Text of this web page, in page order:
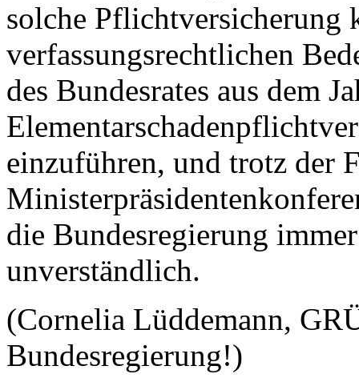
solche Pflichtversicherung
verfassungsrechtlichen
des Bundesrates aus dem
einzuführen, und trotz der
die Bundesregierung
unverständlich.
(Cornelia Lüddemann,
Bundesregierung!)